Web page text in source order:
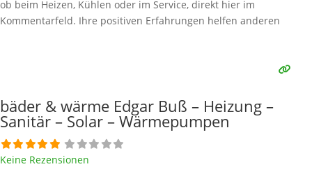
ob beim Heizen, Kühlen oder im Service, direkt hier im
Kommentarfeld. Ihre positiven Erfahrungen helfen anderen
bäder & wärme Edgar Buß – Heizung –
Sanitär – Solar – Wärmepumpen
Keine Rezensionen